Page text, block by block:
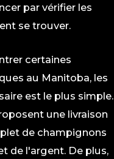
par vérifier les
se trouver.
certaines
au Manitoba, les
est le plus simple.
une livraison
de champignons
de l'argent. De plus,